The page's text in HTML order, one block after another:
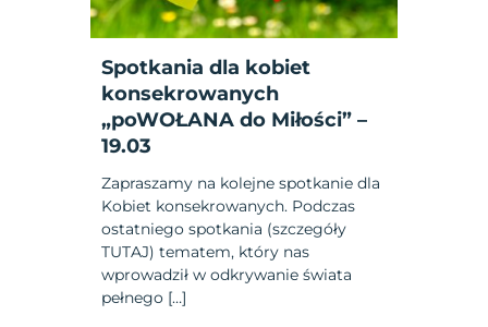
Spotkania dla kobiet
konsekrowanych
„poWOŁANA do Miłości” –
19.03
Zapraszamy na kolejne spotkanie dla
Kobiet konsekrowanych. Podczas
ostatniego spotkania (szczegóły
TUTAJ) tematem, który nas
wprowadził w odkrywanie świata
pełnego […]